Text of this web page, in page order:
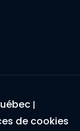
|
de cookies